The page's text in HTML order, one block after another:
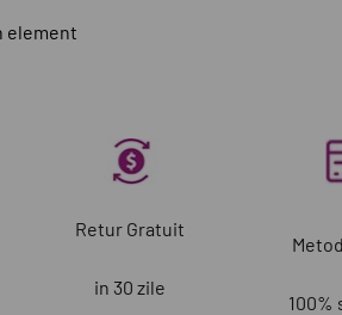
element
Retur Gratuit
in 30 zile
100%